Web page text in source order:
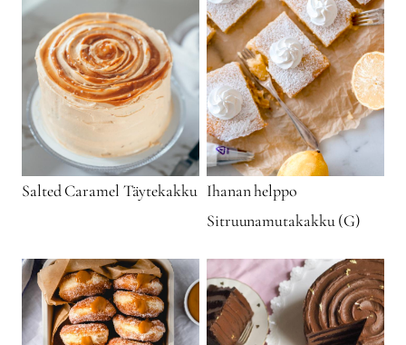
Salted Caramel Täytekakku Ihanan helppo
Sitruunamutakakku (G)